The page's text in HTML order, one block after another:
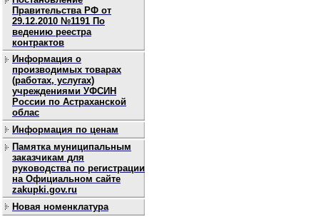
Правительства РФ от
29.12.2010 №1191 По
ведению реестра
контрактов
Информация о
производимых товарах
(работах, услугах)
учреждениями УФСИН
России по Астраханской
облас
Информация по ценам
Памятка муниципальным
заказчикам для
руководства по регистрации
на Официальном сайте
zakupki.gov.ru
Новая номенклатура